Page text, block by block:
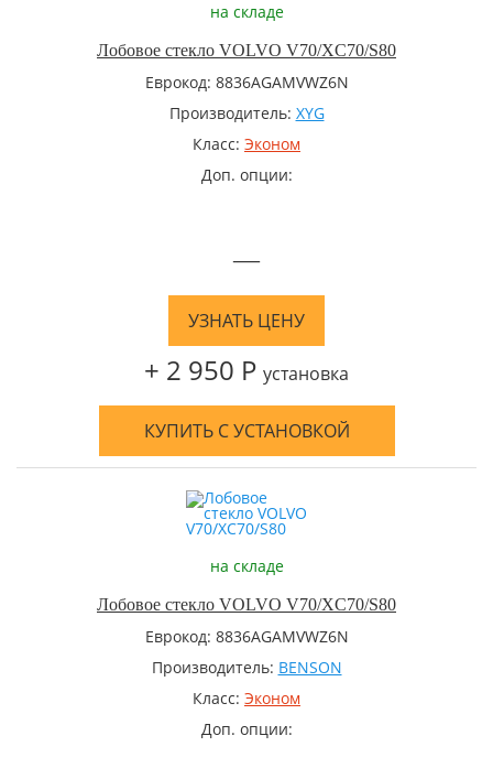
на складе
Лобовое стекло VOLVO V70/XC70/S80
Еврокод: 8836AGAMVWZ6N
Производитель: XYG
Класс: Эконом
Доп. опции:
—
УЗНАТЬ ЦЕНУ
+ 2 950 Р установка
КУПИТЬ С УСТАНОВКОЙ
на складе
Лобовое стекло VOLVO V70/XC70/S80
Еврокод: 8836AGAMVWZ6N
Производитель: BENSON
Класс: Эконом
Доп. опции: